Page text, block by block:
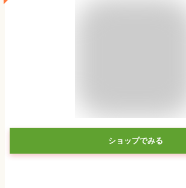
ショップでみる